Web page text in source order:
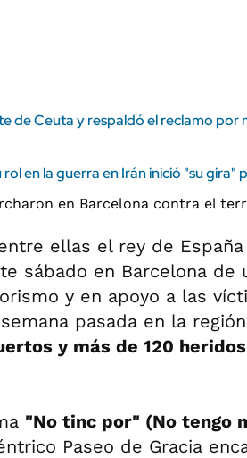
de Ceuta y respaldó el reclamo por
en la guerra en Irán inició "su gira"
ellas el rey de
sábado en Barcelona de
y en apoyo a las
pasada en la
y más de 120
"No tinc por" (No tengo
Paseo de Gracia